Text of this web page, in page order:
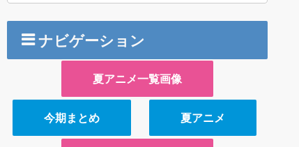
ナビゲーション
夏アニメ一覧画像
今期まとめ 夏アニメ